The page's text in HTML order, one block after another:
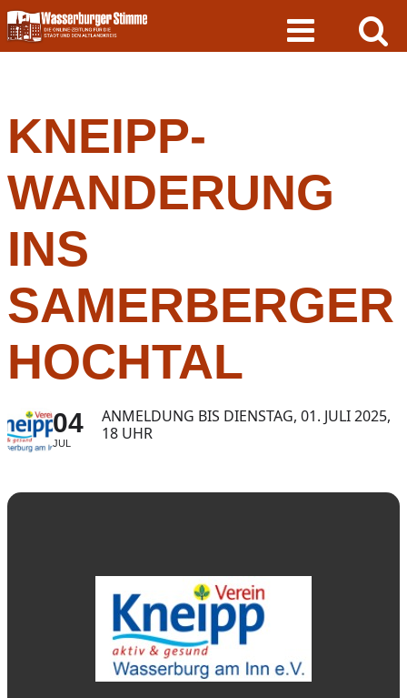
Skip
to
content
KNEIPP-
WANDERUNG
INS
SAMERBERGER
HOCHTAL
04
JUL
ANMELDUNG BIS DIENSTAG, 01. JULI 2025,
18 UHR